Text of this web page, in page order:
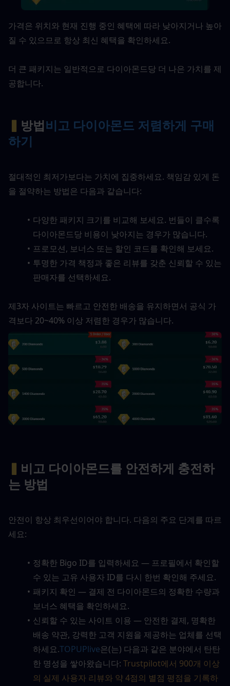
가격은 위치와 현재 진행 중인 혜택에 따라 낮아지거나 높아
질 수 있으므로 항상 최신 혜택을 확인하세요.
더 큰 패키지는 일반적으로 다이아몬드당 더 나은 가치를 제
공합니다.
▍ 방법비고 다이아몬드 저렴하게 구매
하기
절대적인 최저가보다는 가치에 집중하세요. 책임감 있게 돈
을 절약하는 방법은 다음과 같습니다:
다양한 패키지 크기를 비교해 보세요. 번들이 클수록
다이아몬드당 비용이 낮아지는 경우가 많습니다.
프로모션, 보너스 또는 할인 코드를 확인해 보세요.
투명한 가격 책정과 좋은 리뷰를 갖춘 신뢰할 수 있는
판매자를 선택하세요.
제3자 사이트는 빠르고 안전한 배송을 유지하면서 공식 가
격보다 20~40% 이상 저렴한 경우가 많습니다.
▍ 비고 다이아몬드를 안전하게 충전하
는 방법
안전이 항상 최우선이어야 합니다. 다음의 주요 단계를 따르
세요:
정확한 Bigo ID를 입력하세요 — 프로필에서 확인할
수 있는 고유 사용자 ID를 다시 한번 확인해 주세요.
패키지 확인 — 결제 전 다이아몬드의 정확한 수량과
보너스 혜택을 확인하세요.
신뢰할 수 있는 사이트 이용 — 안전한 결제, 명확한
배송 약관, 강력한 고객 지원을 제공하는 업체를 선택
하세요.TOPUPlive은(는) 다음과 같은 분야에서 탄탄
한 명성을 쌓아왔습니다: Trustpilot에서 900개 이상
의 실제 사용자 리뷰와 약 4점의 별점 평점을 기록하